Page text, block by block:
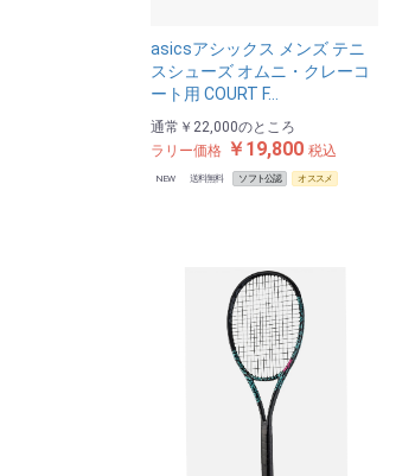
asicsアシックス メンズ テニ
スシューズ オムニ・クレーコ
ート用 COURT F…
通常 ￥22,000のところ
ラリー価格 ￥19,800 税込
NEW 送料無料 ソフト公認 オススメ